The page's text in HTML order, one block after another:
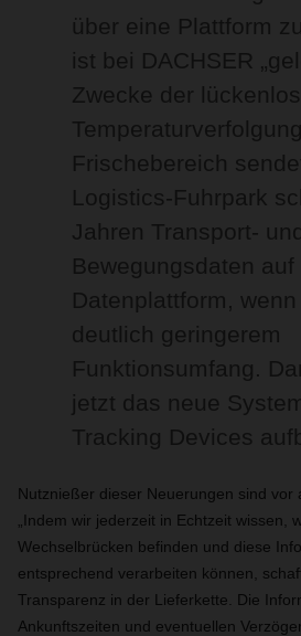
über eine Plattform
ist bei DACHSER
Zwecke der
Frischebereich
Logistics-Fuhrpark
Jahren Transport-
Bewegungsdaten auf
Datenplattform,
deutlich geringerem
Funktionsumfang.
jetzt das neue
Tracking Devices
Nutznießer dieser Neuerungen sind vor
„Indem wir jederzeit in Echtzeit wissen,
Wechselbrücken befinden und diese
entsprechend verarbeiten können,
Transparenz in der Lieferkette. Die
Ankunftszeiten und eventuellen